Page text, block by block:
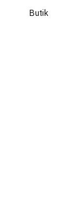
Butik